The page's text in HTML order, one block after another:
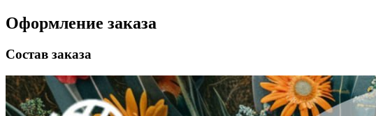
Оформление заказа
Состав заказа